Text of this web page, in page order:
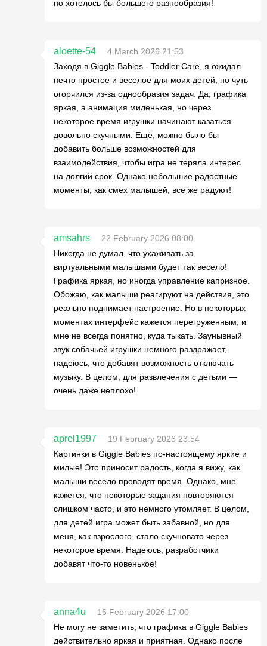
но хотелось бы большего разнообразия!
aloette-54
4 March 2026 21:53
Заходя в Giggle Babies - Toddler Care, я ожидал
нечто простое и веселое для моих детей, но чуть
огорчился из-за однообразия задач. Да, графика
яркая, а анимация миленькая, но через
некоторое время игрушки начинают казаться
довольно скучными. Ещё, можно было бы
добавить больше возможностей для
взаимодействия, чтобы игра не теряла интерес
на долгий срок. Однако небольшие радостные
моменты, как смех малышей, все же радуют!
amsahrs
22 February 2026 08:00
Никогда не думал, что ухаживать за
виртуальными малышами будет так весело!
Графика яркая, но иногда управление капризное.
Обожаю, как малыши реагируют на действия, это
реально поднимает настроение. Но в некоторых
моментах интерфейс кажется перегруженным, и
мне не всегда понятно, куда тыкать. Заунывный
звук собачьей игрушки немного раздражает,
надеюсь, что добавят возможность отключать
музыку. В целом, для развлечения с детьми —
очень даже неплохо!
aprel1997
19 February 2026 23:54
Картинки в Giggle Babies по-настоящему яркие и
милые! Это приносит радость, когда я вижу, как
малыши весело проводят время. Однако, мне
кажется, что некоторые задания повторяются
слишком часто, и это немного утомляет. В целом,
для детей игра может быть забавной, но для
меня, как взрослого, стало скучновато через
некоторое время. Надеюсь, разработчики
добавят что-то новенькое!
anna4u
16 February 2026 17:00
Не могу не заметить, что графика в Giggle Babies
действительно яркая и приятная. Однако после